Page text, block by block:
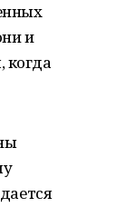
и
когда